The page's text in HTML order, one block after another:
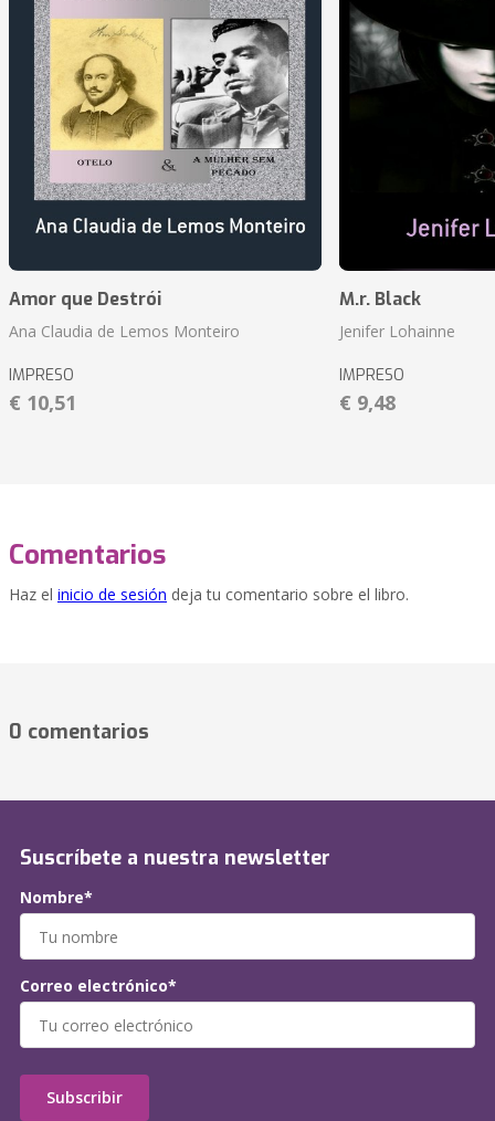
Amor que Destrói
Ana Claudia de Lemos Monteiro
IMPRESO
€ 10,51
M.r. Black
Jenifer Lohainne
IMPRESO
€ 9,48
Comentarios
Haz el inicio de sesión deja tu comentario sobre el libro.
0 comentarios
Suscríbete a nuestra newsletter
Nombre*
Correo electrónico*
Subscribir